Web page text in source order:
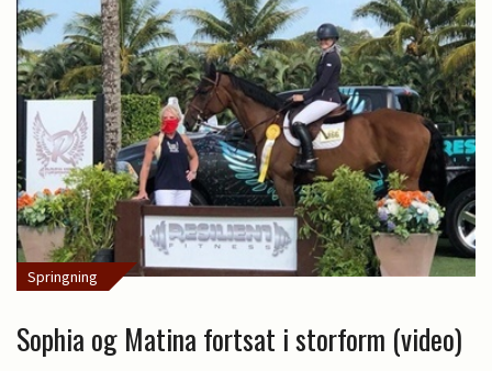
Springning
Sophia og Matina fortsat i storform (video)